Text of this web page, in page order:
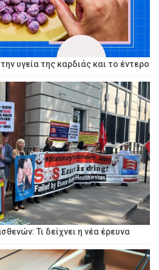
υγεία της καρδιάς και το έντερο
Τι δείχνει η νέα έρευνα